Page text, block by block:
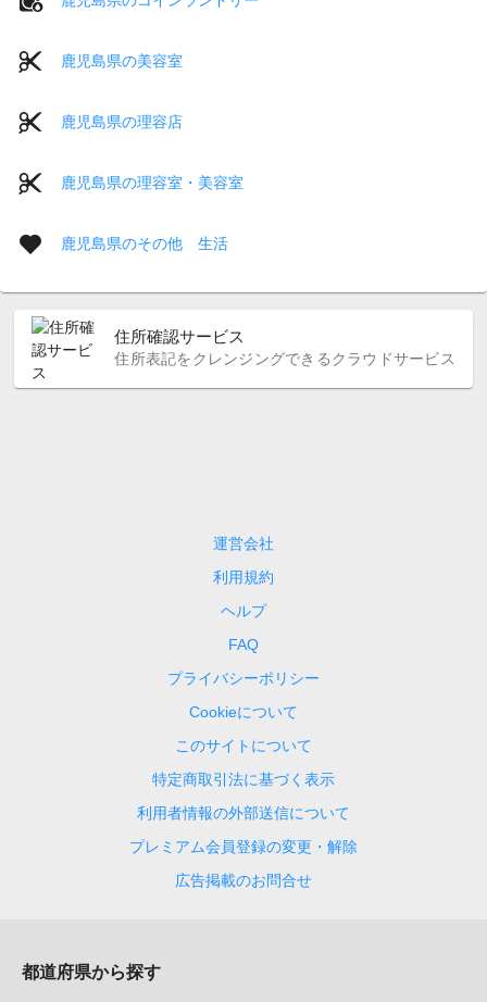
鹿児島県の美容室
鹿児島県の理容店
鹿児島県の理容室・美容室
鹿児島県のその他 生活
住所確認サービス
住所表記をクレンジングできるクラウドサービス
運営会社
利用規約
ヘルプ
FAQ
プライバシーポリシー
Cookieについて
このサイトについて
特定商取引法に基づく表示
利用者情報の外部送信について
プレミアム会員登録の変更・解除
広告掲載のお問合せ
都道府県から探す